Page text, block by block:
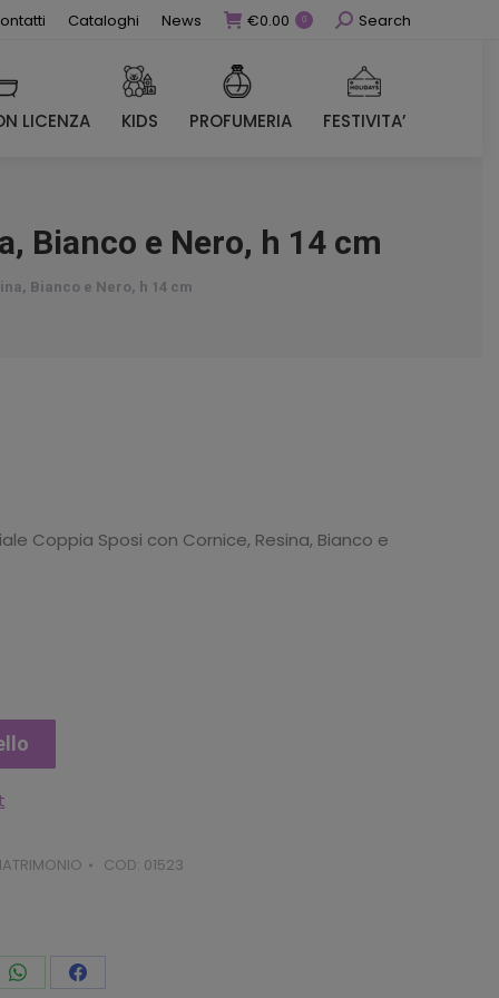
Cataloghi News €0.00 0 CercaSearch
LICENZA KIDS PROFUMERIA FESTIVITA’
Bianco e Nero, h 14 cm
Bianco e Nero, h 14 cm
Coppia Sposi con Cornice, Resina, Bianco e
COD: 01523
CondividiCondividi
LICENZA KIDS PROFUMERIA FESTIVITA’